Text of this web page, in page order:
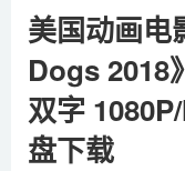
美国动画电
Dogs 2018
双字
盘下载